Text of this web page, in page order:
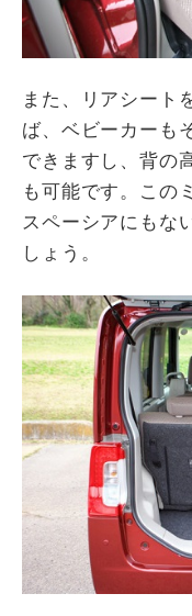
また、リアシート
ば、ベビーカーも
できますし、背の
も可能です。この
スペーシアにもな
しょう。